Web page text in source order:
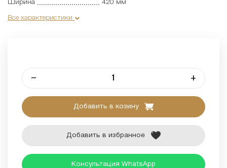
Ширина
420 мм
Все характеристики
– +
Добавить в козину
Добавить в избранное
Консультация WhatsApp